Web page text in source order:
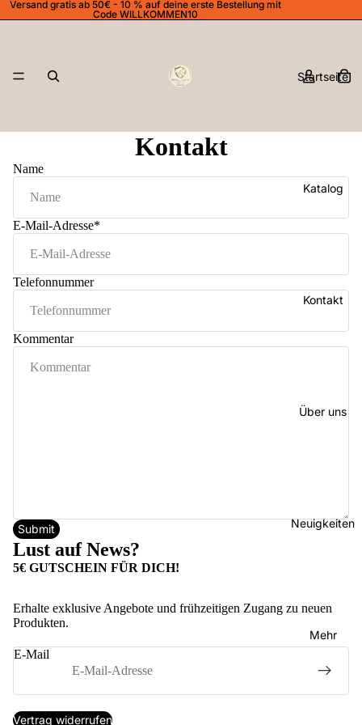
Versand gratis ab 50€ - 10 % auf deine erste Bestellung mit
Code WILLKOMMEN10
Startseite
Katalog
Kontakt
Über uns
Neuigkeiten
Mehr
Kontakt
Name
E-Mail-Adresse*
Telefonnummer
Kommentar
Submit
Lust auf News?
5€ GUTSCHEIN FÜR DICH!
Erhalte exklusive Angebote und frühzeitigen Zugang zu neuen
Produkten.
E-Mail
Vertrag widerrufen
Datenschutzerklärung
Widerrufsrecht
Kontaktinformationen
Impressum
AGB